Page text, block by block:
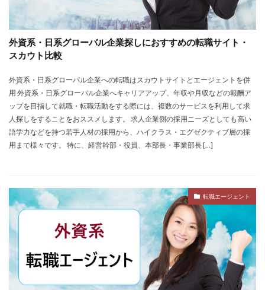
外資系・日系グローバル企業探しにおすすめの転職サイト・
スカウト比較
外資系・日系グローバル企業への転職はスカウトサイトとエージェントを併
用 外資系・日系グローバル企業へキャリアアップ、年収や月収などの報酬ア
ップを目指して就職・転職活動をする際には、複数のサービスを利用して求
人探しをすることをおススメします。 求人企業側の採用ニーズとしても高い
語学力などを持つ若手人材の採用から、ハイクラス・エグゼクティブ層の採
用まで様々です。 特に、経営幹部・役員、本部長・事業部長 […]
転職エージェント